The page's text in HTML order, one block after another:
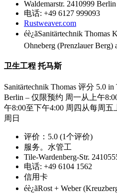
Waldemarstr. 2410999 Berlin
电话: +49 6127 999093
Rustweaver.com
éè¿ãSanitärtechnik
Ohneberg (Prenzlauer Berg)
卫生工程 托马斯
Sanitärtechnik Thomas 评分 5.0 in
Berlin – 仅限预约 周一从上午
午8:00至下午4:00 周四从每周五
周日
评价：5.0 (1个评价)
服务。水管工
Tile-Wardenberg-Str.
电话: +49 6104 1562
信用卡
éè¿ãRost + Weber